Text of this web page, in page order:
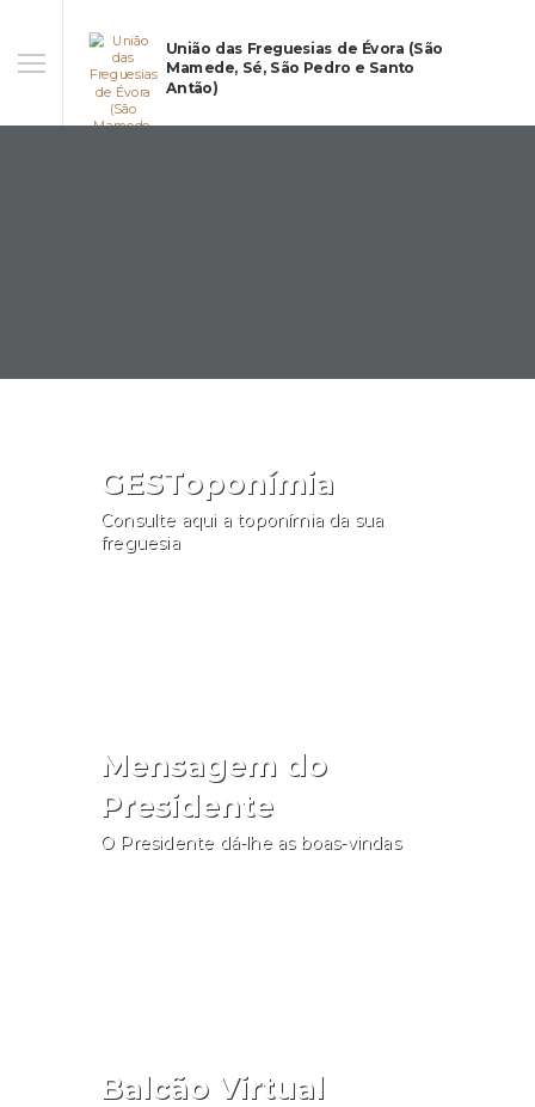
União das Freguesias de Évora (São
Mamede, Sé, São Pedro e Santo
Antão)
GESToponímia
Consulte aqui a toponímia da sua
freguesia
Mensagem do
Presidente
O Presidente dá-lhe as boas-vindas
Balcão Virtual